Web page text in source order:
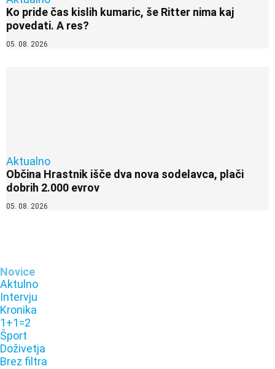
Ko pride čas kislih kumaric, še Ritter nima kaj
povedati. A res?
05. 08. 2026
Aktualno
Občina Hrastnik išče dva nova sodelavca, plači
dobrih 2.000 evrov
05. 08. 2026
Novice
Aktulno
Intervju
Kronika
1+1=2
Šport
Doživetja
Brez filtra